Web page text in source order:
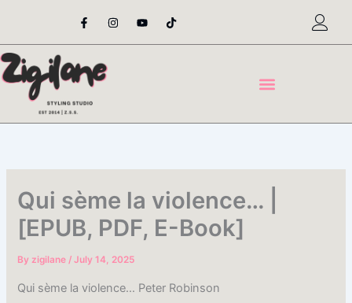
content
F
a
e
o
o
-
I
n
t
Y
o
t
T
i
t
Qui sème la violence… |
[EPUB, PDF, E-Book]
Byzigilane/July 14, 2025
Qui sème la violence… Peter Robinson